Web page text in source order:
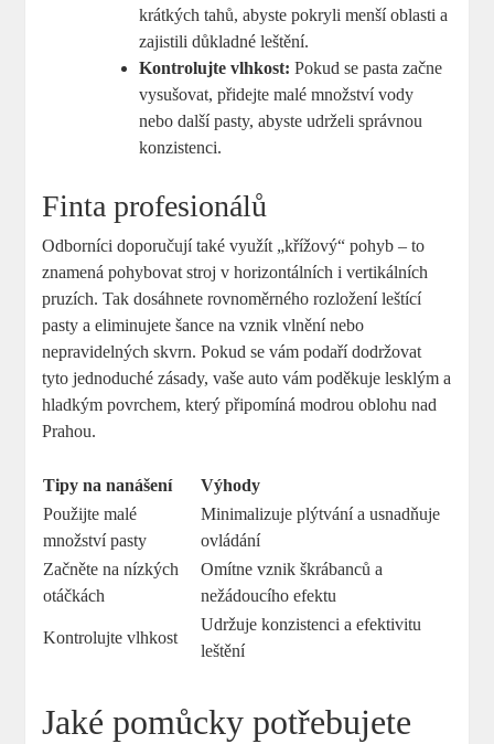
krátkých tahů, abyste pokryli menší oblasti a
zajistili důkladné leštění.
Kontrolujte vlhkost: Pokud se pasta začne
vysušovat, přidejte malé množství vody
nebo další pasty, abyste udrželi správnou
konzistenci.
Finta profesionálů
Odborníci doporučují také využít „křížový“ pohyb – to
znamená pohybovat stroj v horizontálních i vertikálních
pruzích. Tak dosáhnete rovnoměrného rozložení leštící
pasty a eliminujete šance na vznik vlnění nebo
nepravidelných skvrn. Pokud se vám podaří dodržovat
tyto jednoduché zásady, vaše auto vám poděkuje lesklým a
hladkým povrchem, který připomíná modrou oblohu nad
Prahou.
Tipy na nanášení
Výhody
Použijte malé
množství pasty
Minimalizuje plýtvání a usnadňuje
ovládání
Začněte na nízkých
otáčkách
Omítne vznik škrábanců a
nežádoucího efektu
Kontrolujte vlhkost
Udržuje konzistenci a efektivitu
leštění
Jaké pomůcky potřebujete